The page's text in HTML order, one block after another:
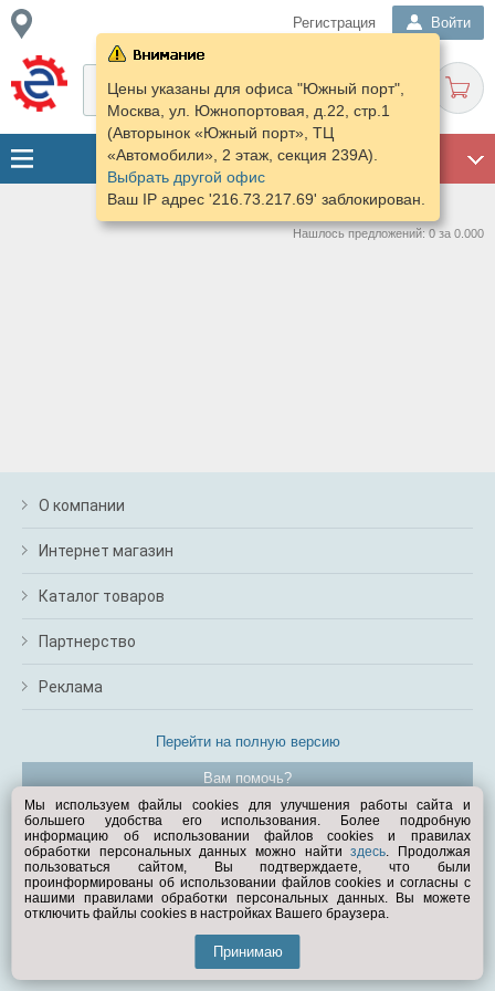
Регистрация Войти
Цены указаны для офиса "Южный порт",
Москва, ул. Южнопортовая, д.22, стр.1
(Авторынок «Южный порт», ТЦ
«Автомобили», 2 этаж, секция 239А).
Выбрать другой офис
Ваш IP адрес '216.73.217.69' заблокирован.
Нашлось предложений: 0 за 0.000
О компании
Интернет магазин
Каталог товаров
Партнерство
Реклама
Перейти на полную версию
Вам помочь?
© Exist.ru 1998—2026
Мы используем файлы cookies для улучшения работы сайта и
большего удобства его использования. Более подробную
информацию об использовании файлов cookies и правилах
обработки персональных данных можно найтиздесь. Продолжая
пользоваться сайтом, Вы подтверждаете, что были
проинформированы об использовании файлов cookies и согласны с
нашими правилами обработки персональных данных. Вы можете
отключить файлы cookies в настройках Вашего браузера.
Принимаю